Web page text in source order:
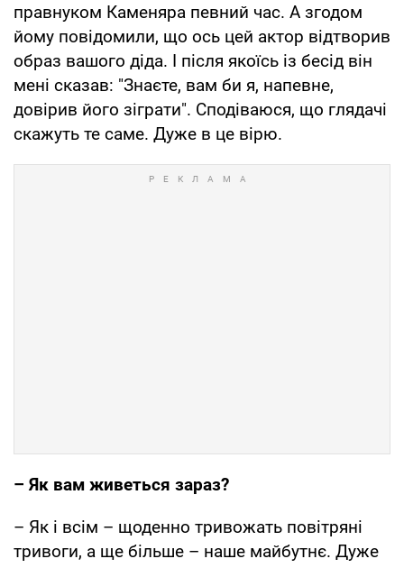
правнуком Каменяра певний час. А згодом
йому повідомили, що ось цей актор відтворив
образ вашого діда. І після якоїсь із бесід він
мені сказав: "Знаєте, вам би я, напевне,
довірив його зіграти". Сподіваюся, що глядачі
скажуть те саме. Дуже в це вірю.
– Як вам живеться зараз?
– Як і всім – щоденно тривожать повітряні
тривоги, а ще більше – наше майбутнє. Дуже